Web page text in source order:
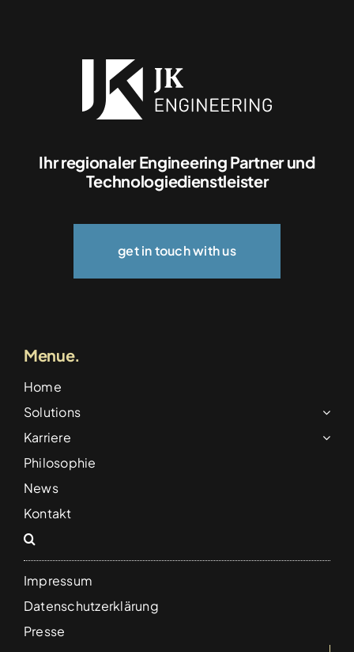
Ihr regionaler Engineering Partner und
Technologiedienstleister
get in touch with us
Menue.
Home
Solutions
Karriere
Philosophie
News
Kontakt
Impressum
Datenschutzerklärung
Presse
Gemeinsam für den guten Zweck – Unsere
Teilnahme am Wings for Life World Run
Details